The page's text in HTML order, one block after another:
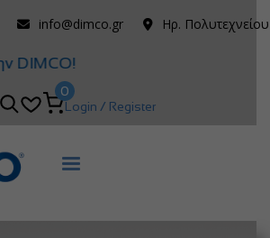
info@dimco.gr Ηρ.
στην DIMCO!
0
Login / Register